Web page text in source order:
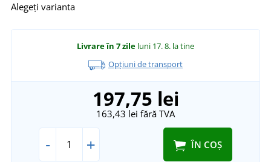
Alegeți varianta
Livrare în 7 zile luni 17. 8. la tine
Opțiuni de transport
197,75 lei
163,43 lei fără TVA
- + ÎN COȘ